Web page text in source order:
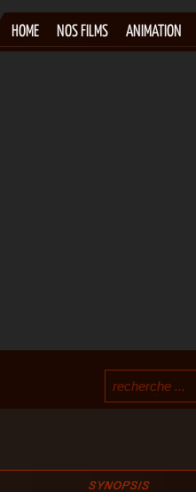
HOME NOS FILMS ANIMATION